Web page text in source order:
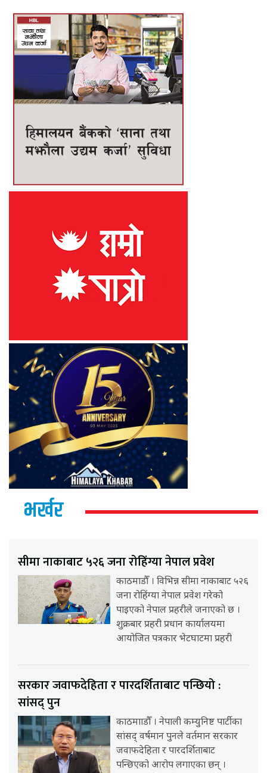
भर्खर
सीमा नाकाबाट ५२६ जना रोहिंग्या नेपाल प्रवेश
काठमाडौँ । विभिन्न सीमा नाकाबाट ५२६
जना रोहिंग्या नेपाल प्रवेश गरेको
पाइएको नेपाल प्रहरीले जनाएको छ ।
शुक्रबार प्रहरी प्रधान कार्यालयमा
आयोजित पत्रकार भेटघाटमा प्रहरी
सरकार जवाफदेहिता र पारदर्शिताबाट पन्छियो :
सांसद् पुन
काठमााडौँ । नेपाली कम्युनिष्ट पार्टीका
सांसद् वर्षमान पुनले वर्तमान सरकार
जवाफदेहिता र पारदर्शिताबाट
पन्छिएको आरोप लगाएका छन् ।